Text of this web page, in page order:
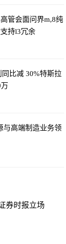
管会面问界m,8纯
持l3冗余
比减 30%特斯拉
与高端制造业务领
券时报立场